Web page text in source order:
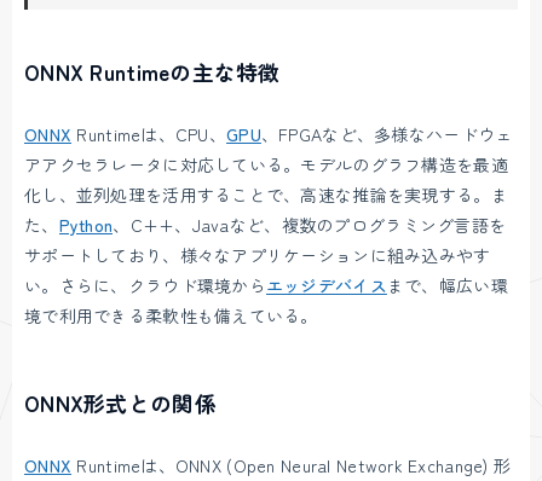
ONNX Runtimeの主な特徴
ONNX Runtimeは、CPU、GPU、FPGAなど、多様なハードウェ
アアクセラレータに対応している。モデルのグラフ構造を最適
化し、並列処理を活用することで、高速な推論を実現する。ま
た、 Python、C++、Javaなど、複数のプログラミング言語を
サポートしており、様々なアプリケーションに組み込みやす
い。さらに、クラウド環境から エッジデバイス まで、幅広い環
境で利用できる柔軟性も備えている。
ONNX形式との関係
ONNX Runtimeは、ONNX (Open Neural Network Exchange) 形